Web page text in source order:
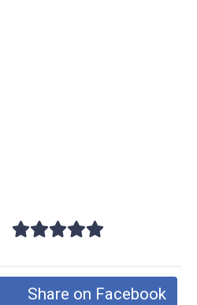
Share on Facebook